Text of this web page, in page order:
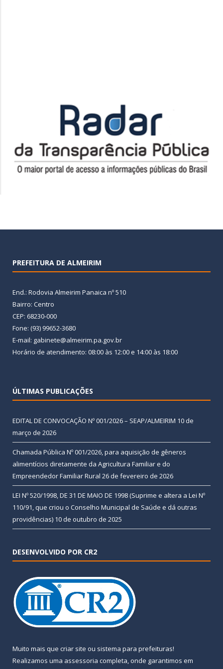
PREFEITURA DE ALMEIRIM
End.: Rodovia Almeirim Panaica nº 510
Bairro: Centro
CEP: 68230-000
Fone: (93) 99652-3680
E-mail: gabinete@almeirim.pa.gov.br
Horário de atendimento: 08:00 às 12:00 e 14:00 às 18:00
ÚLTIMAS PUBLICAÇÕES
EDITAL DE CONVOCAÇÃO Nº 001/2026 – SEAP/ALMEIRIM 10 de
março de 2026
Chamada Pública Nº 001/2026, para aquisição de gêneros
alimentícios diretamente da Agricultura Familiar e do
Empreendedor Familiar Rural 26 de fevereiro de 2026
LEI Nº 520/1998, DE 31 DE MAIO DE 1998 (Suprime e altera a Lei Nº
110/91, que criou o Conselho Municipal de Saúde e dá outras
providências) 10 de outubro de 2025
DESENVOLVIDO POR CR2
Muito mais que criar site ou sistema para prefeituras!
Realizamos uma assessoria completa, onde garantimos em